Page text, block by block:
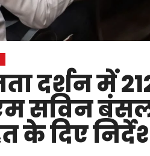
दर्शन में
सविन
के दिए